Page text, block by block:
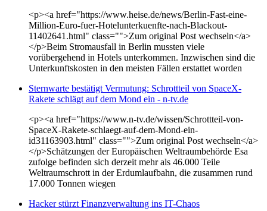
<p><a href="https://www.heise.de/news/Berlin-Fast-eine-
Million-Euro-fuer-Hotelunterkuenfte-nach-Blackout-
11402641.html" class="">Zum original Post wechseln</a>
</p>Beim Stromausfall in Berlin mussten viele
vorübergehend in Hotels unterkommen. Inzwischen sind die
Unterkunftskosten in den meisten Fällen erstattet worden
Sternwarte bestätigt Vermutung: Schrottteil von SpaceX-
Rakete schlägt auf dem Mond ein - n-tv.de
<p><a href="https://www.n-tv.de/wissen/Schrottteil-von-
SpaceX-Rakete-schlaegt-auf-dem-Mond-ein-
id31163903.html" class="">Zum original Post wechseln</a>
</p>Schätzungen der Europäischen Weltraumbehörde Esa
zufolge befinden sich derzeit mehr als 46.000 Teile
Weltraumschrott in der Erdumlaufbahn, die zusammen rund
17.000 Tonnen wiegen
Hacker stürzt Finanzverwaltung ins IT-Chaos